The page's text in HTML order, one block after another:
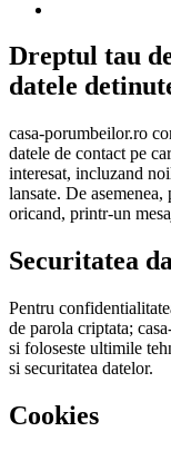
Dreptul tau
datele
casa-porumbeilor.ro
datele de contact pe
interesat, incluzand
lansate. De
oricand, printr-un
Securitatea
Pentru
de parola criptata;
si foloseste ultimile
si securitatea datelor.
Cookies